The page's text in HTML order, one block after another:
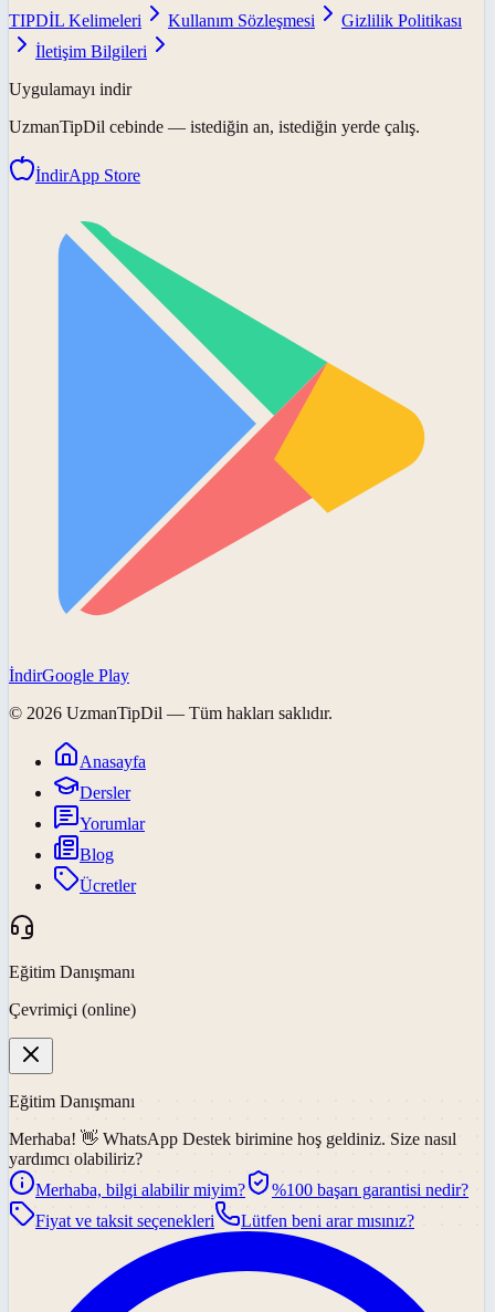
TIPDİL Kelimeleri
Kullanım Sözleşmesi
Gizlilik Politikası
İletişim Bilgileri
Uygulamayı indir
UzmanTipDil cebinde — istediğin an, istediğin yerde çalış.
İndirApp Store
İndirGoogle Play
© 2026 UzmanTipDil — Tüm hakları saklıdır.
Anasayfa
Dersler
Yorumlar
Blog
Ücretler
Eğitim Danışmanı
Çevrimiçi (online)
Eğitim Danışmanı
Merhaba! 👋 WhatsApp Destek birimine hoş geldiniz. Size nasıl
yardımcı olabiliriz?
Merhaba, bilgi alabilir miyim?
%100 başarı garantisi nedir?
Fiyat ve taksit seçenekleri
Lütfen beni arar mısınız?